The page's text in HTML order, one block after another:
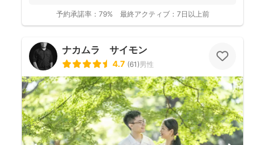
予約承諾率： 79% 最終アクティブ： 7日以上前
ナカムラ サイモン
4.7 (61)男性